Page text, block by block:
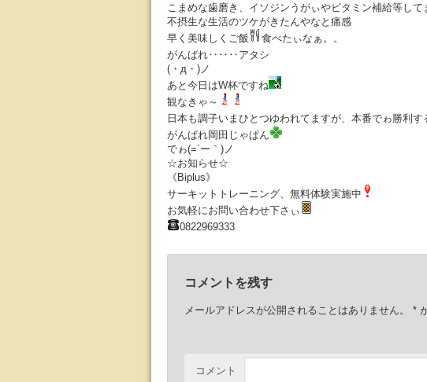
こまめな歯磨き、イソジンうがぃやビタミン補給等し
不摂生な生活のツケがきたんやなと痛感
早く美味しくご飯
食べたぃなぁ。。
がんばれ‥‥‥アタシ
(・д・)ノ
あと今日はW杯ですね
観なきゃ～
日本も調子いまひとつゆわれてますが、本番でゎ勝利す
がんばれ岡田じゃぱん
でゎ(=´ー｀)ノ
☆お知らせ☆
《Biplus》
サーキットトレーニング、無料体験実施中
お気軽にお問い合わせ下さぃ
0822969333
コメントを残す
メールアドレスが公開されることはありません。 *
コメント